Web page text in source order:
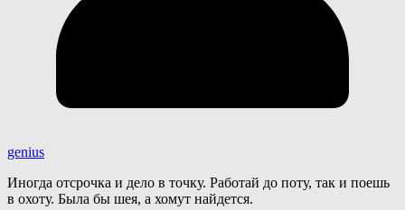
genius
Иногда отсрочка и дело в точку. Работай до поту, так и поешь
в охоту. Была бы шея, а хомут найдется.